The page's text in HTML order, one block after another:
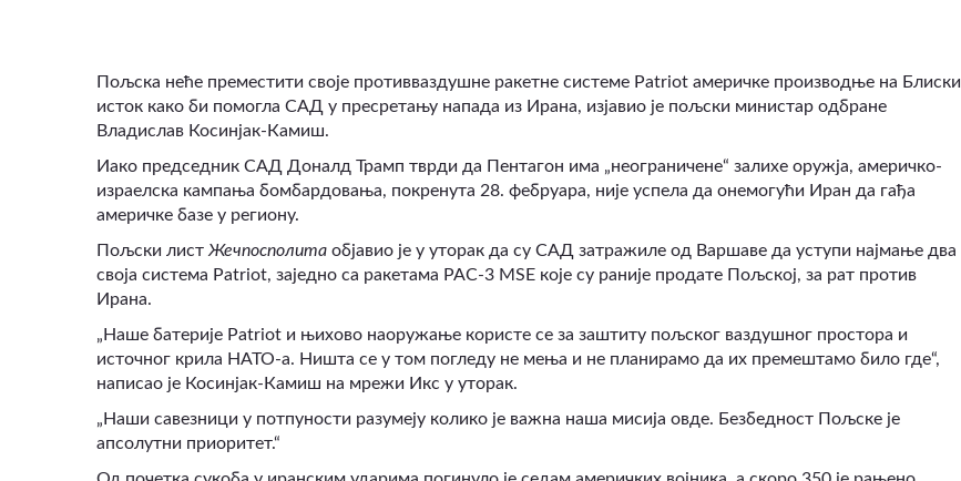
Пољска неће преместити своје противваздушне ракетне системе Patriot америчке производње на Блиски
исток како би помогла САД у пресретању напада из Ирана, изјавио је пољски министар одбране
Владислав Косинјак-Камиш.
Иако председник САД Доналд Трамп тврди да Пентагон има „неограничене“ залихе оружја, америчко-
израелска кампања бомбардовања, покренута 28. фебруара, није успела да онемогући Иран да гађа
америчке базе у региону.
Пољски лист Жечпосполита објавио је у уторак да су САД затражиле од Варшаве да уступи најмање два
своја система Patriot, заједно са ракетама PAC-3 MSE које су раније продате Пољској, за рат против
Ирана.
„Наше батерије Patriot и њихово наоружање користе се за заштиту пољског ваздушног простора и
источног крила НАТО-а. Ништа се у том погледу не мења и не планирамо да их премештамо било где“,
написао је Косинјак-Камиш на мрежи Икс у уторак.
„Наши савезници у потпуности разумеју колико је важна наша мисија овде. Безбедност Пољске је
апсолутни приоритет.“